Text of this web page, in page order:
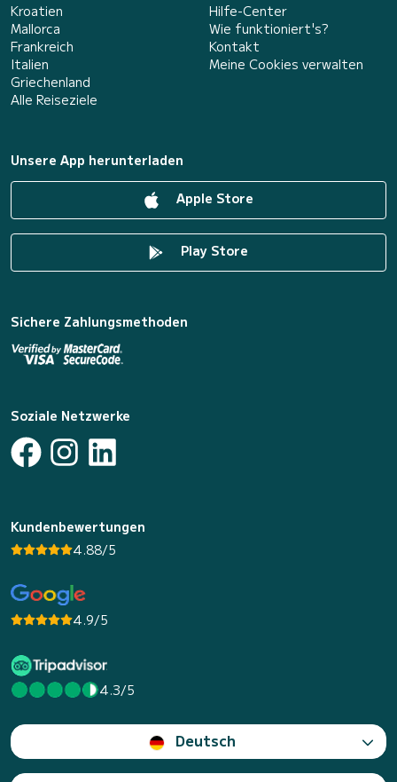
Kroatien
Mallorca
Frankreich
Italien
Griechenland
Alle Reiseziele
Hilfe-Center
Wie funktioniert's?
Kontakt
Meine Cookies verwalten
Unsere App herunterladen
Apple Store
Play Store
Sichere Zahlungsmethoden
Soziale Netzwerke
Kundenbewertungen
4.88/5
4.9/5
4.3/5
Deutsch